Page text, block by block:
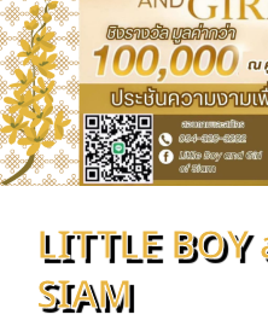
LITTLE
SIAM